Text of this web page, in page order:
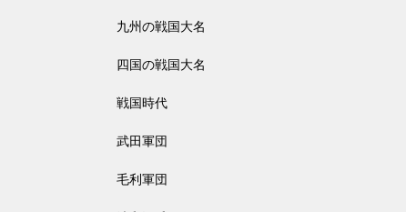
九州の戦国大名
四国の戦国大名
戦国時代
武田軍団
毛利軍団